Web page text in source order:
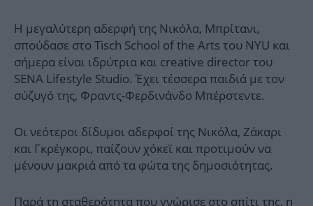
Η μεγαλύτερη αδερφή της Νικόλα, Μπρίτανι,
σπούδασε στο Tisch School of the Arts του NYU και
σήμερα είναι ιδρύτρια και creative director του
SENA Lifestyle Studio. Έχει τέσσερα παιδιά με τον
σύζυγό της, Φραντς-Φερδινάνδο Μπέρστεντε.
Οι νεότεροι δίδυμοι αδερφοί της Νικόλα, Ζάκαρι
και Γκρέγκορι, παίζουν χόκεϊ και προτιμούν να
μένουν μακριά από τα φώτα της δημοσιότητας.
Παρά τη σταθερότητα που γνώρισε στο σπίτι της, η